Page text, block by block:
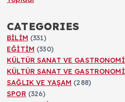
CATEGORIES
BİLİM (331)
EĞİTİM (330)
KÜLTÜR SANAT VE GASTRONOMİ
KÜLTÜR SANAT VE GASTRONOMİ
SAĞLIK VE YAŞAM (288)
SPOR (326)